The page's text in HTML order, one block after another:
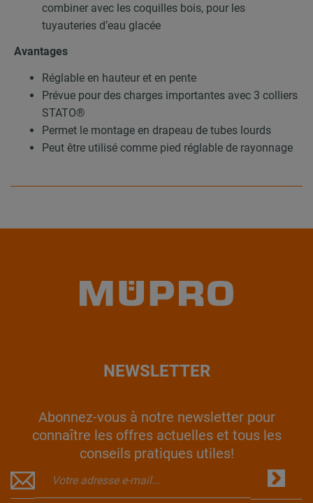
combiner avec les coquilles bois, pour les
tuyauteries d’eau glacée
Avantages
Réglable en hauteur et en pente
Prévue pour des charges importantes avec 3 colliers
STATO®
Permet le montage en drapeau de tubes lourds
Peut être utilisé comme pied réglable de rayonnage
NEWSLETTER
Abonnez-vous à notre newsletter pour
connaître les offres actuelles et tous les
conseils pratiques utiles!